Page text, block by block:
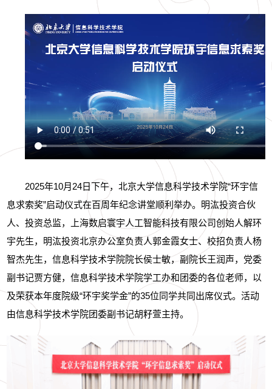
2025年10月24日下午，北京大学信息科学技术学院“环宇信
息求索奖”启动仪式在百周年纪念讲堂顺利举办。明汯投资合伙
人、投资总监，上海数启寰宇人工智能科技有限公司创始人解环
宇先生，明汯投资北京办公室负责人郭金霞女士、校招负责人杨
智杰先生，信息科学技术学院院长侯士敏，副院长王润声，党委
副书记贾方健，信息科学技术学院学工办和团委的各位老师，以
及荣获本年度院级“环宇奖学金”的35位同学共同出席仪式。活动
由信息科学技术学院团委副书记胡籽萱主持。